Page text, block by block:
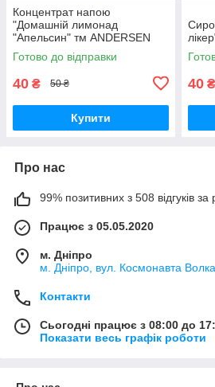
Концентрат напою
"Домашній лимонад
"Апельсин" тм ANDERSEN
200 мл
Готово до відправки
40 ₴ 50 ₴
Купити
40 ₴
Про нас
99% позитивних з 508 відгуків за
Працює з 05.05.2020
м. Дніпро
м. Дніпро, вул. Космонавта
Контакти
Сьогодні працює з 08:00 до
Показати весь графік роботи